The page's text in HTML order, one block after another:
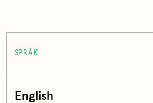
SPRÅK
English